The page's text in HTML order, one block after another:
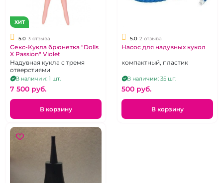
ХИТ
5.0 3 отзыва
Секс-Кукла брюнетка "Dolls
X Passion" Violet
Надувная кукла с тремя
отверстиями
В наличии: 1 шт.
7 500 pуб.
В корзину
5.0 2 отзыва
Насос для надувных кукол
компактный, пластик
В наличии: 35 шт.
500 pуб.
В корзину